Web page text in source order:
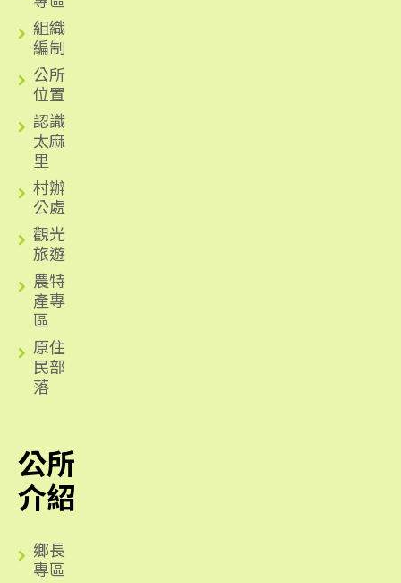
組織
編制
公所
位置
認識
太麻
里
村辦
公處
觀光
旅遊
農特
產專
區
原住
民部
落
公所
介紹
鄉長
專區